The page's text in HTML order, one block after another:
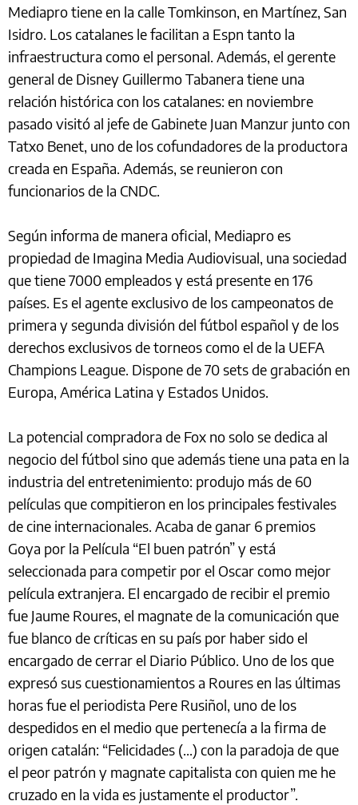
Mediapro tiene en la calle Tomkinson, en Martínez, San
Isidro. Los catalanes le facilitan a Espn tanto la
infraestructura como el personal. Además, el gerente
general de Disney Guillermo Tabanera tiene una
relación histórica con los catalanes: en noviembre
pasado visitó al jefe de Gabinete Juan Manzur junto con
Tatxo Benet, uno de los cofundadores de la productora
creada en España. Además, se reunieron con
funcionarios de la CNDC.
Según informa de manera oficial, Mediapro es
propiedad de Imagina Media Audiovisual, una sociedad
que tiene 7000 empleados y está presente en 176
países. Es el agente exclusivo de los campeonatos de
primera y segunda división del fútbol español y de los
derechos exclusivos de torneos como el de la UEFA
Champions League. Dispone de 70 sets de grabación en
Europa, América Latina y Estados Unidos.
La potencial compradora de Fox no solo se dedica al
negocio del fútbol sino que además tiene una pata en la
industria del entretenimiento: produjo más de 60
películas que compitieron en los principales festivales
de cine internacionales. Acaba de ganar 6 premios
Goya por la Película “El buen patrón” y está
seleccionada para competir por el Oscar como mejor
película extranjera. El encargado de recibir el premio
fue Jaume Roures, el magnate de la comunicación que
fue blanco de críticas en su país por haber sido el
encargado de cerrar el Diario Público. Uno de los que
expresó sus cuestionamientos a Roures en las últimas
horas fue el periodista Pere Rusiñol, uno de los
despedidos en el medio que pertenecía a la firma de
origen catalán: “Felicidades (...) con la paradoja de que
el peor patrón y magnate capitalista con quien me he
cruzado en la vida es justamente el productor”.